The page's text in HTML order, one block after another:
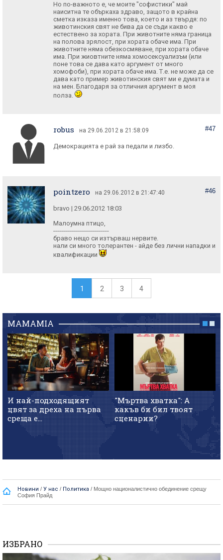
Но по-важното е, че моите "софистики" май
наиситна те объркаха здраво, защото в крайна
сметка изказа именно това, което и аз твърдя: по
животинския свят не бива да се съди какво е
естествено за хората. При животните няма граница
на полова зрялост, при хората обаче има. При
животните няма обезкосмяване, при хората обаче
има. При жиовтните няма хомосексуализъм (или
поне това се дава като аргумент от много
хомофоби), при хората обаче има. Т.е. не може да се
дава като пример животинския свят ми е думата и
на мен. Благодаря за отличния аргумент в моя
полза.
robus на 29.06.2012 в 21:58:09 #47
Демокрацията е рай за педали и лизбо.
pointzero на 29.06.2012 в 21:47:40 #46
bravo | 29.06.2012 18:03
Малоумна птицо,
----------------------------
браво нещо си изтърваш нервите.
нали си много толерантен - айде без лични нападки и
квалификации
1 2 3 4
MAMAMIA
И най-подходящият
цвят за дреха на първа
среща е...
"Мъртва хватка": А
какъв би бил твоят
сценарии?
Новини / У нас / Политика / Мощно националистично обединение срещу
София Прайд
ИЗБРАНО